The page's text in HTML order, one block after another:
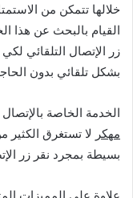
خلالها تتمكن من
القيام بالبحث عن هذا
زر الإتصال التلقائي
بشكل تلقائي بدون
الخدمة الخاصة
مهكر لا تستغرق
بسيطة بمجرد نقر زر